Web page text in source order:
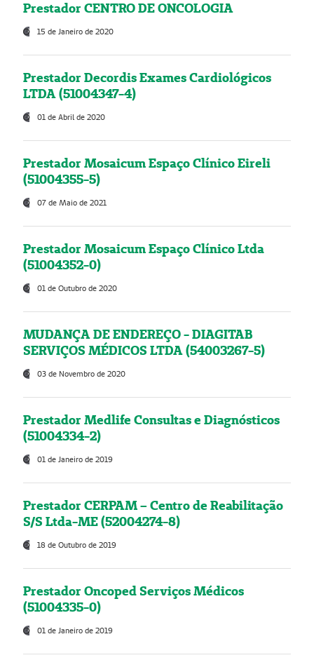
Prestador CENTRO DE ONCOLOGIA
15 de Janeiro de 2020
Prestador Decordis Exames Cardiológicos
LTDA (51004347-4)
01 de Abril de 2020
Prestador Mosaicum Espaço Clínico Eireli
(51004355-5)
07 de Maio de 2021
Prestador Mosaicum Espaço Clínico Ltda
(51004352-0)
01 de Outubro de 2020
MUDANÇA DE ENDEREÇO - DIAGITAB
SERVIÇOS MÉDICOS LTDA (54003267-5)
03 de Novembro de 2020
Prestador Medlife Consultas e Diagnósticos
(51004334-2)
01 de Janeiro de 2019
Prestador CERPAM – Centro de Reabilitação
S/S Ltda-ME (52004274-8)
18 de Outubro de 2019
Prestador Oncoped Serviços Médicos
(51004335-0)
01 de Janeiro de 2019